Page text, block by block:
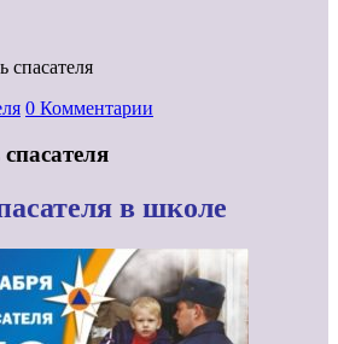
спасателя
0 Комментарии
в школе